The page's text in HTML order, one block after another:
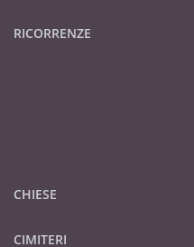
RICORRENZE
CHIESE
CIMITERI